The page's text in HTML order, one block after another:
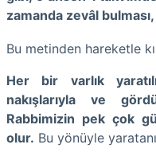
zamanda zevâl
Bu metinden hareketle
Her bir varlık
nakışlarıyla ve
Rabbimizin pek çok
olur. Bu yönüyle